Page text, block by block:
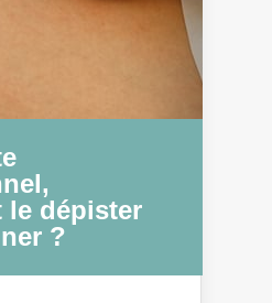
le dépister
?